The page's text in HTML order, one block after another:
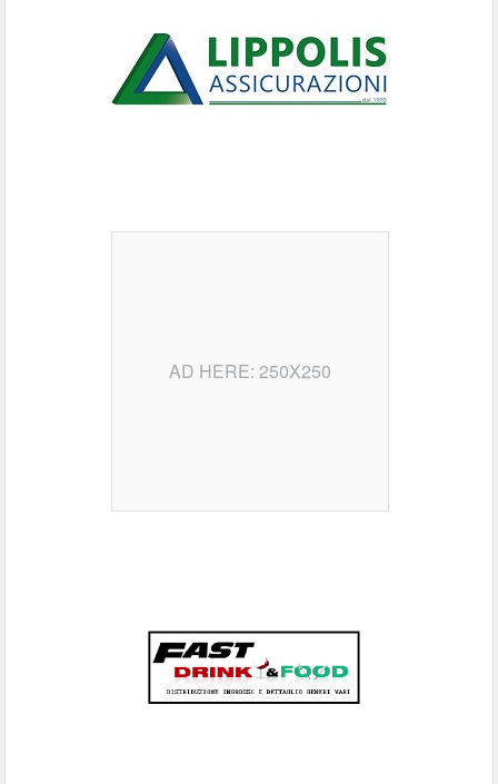
AD HERE: 250X250